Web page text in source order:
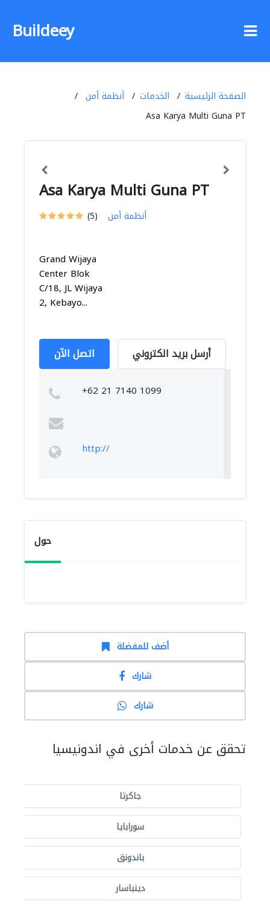
Buildeey
الصفحة الرئيسية الخدمات
أنظمة أمن
Asa Karya Multi Guna PT
Asa Karya Multi Guna PT
(5) أنظمة أمن
Grand Wijaya
Center Blok
C/18, JL Wijaya
2, Kebayo...
اتصل الآن أرسل بريد الكتروني
+62 21 7140 1099
http://
حول
أضف للمفضلة
شارك
شارك
تحقق عن خدمات أخرى في اندونيسيا
جاكرتا
سورابايا
باندونق
دينباسار